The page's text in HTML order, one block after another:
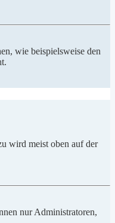
wie beispielsweise den
wird meist oben auf der
nur Administratoren,